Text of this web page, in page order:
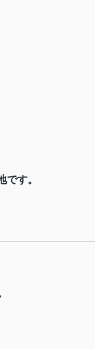
す。